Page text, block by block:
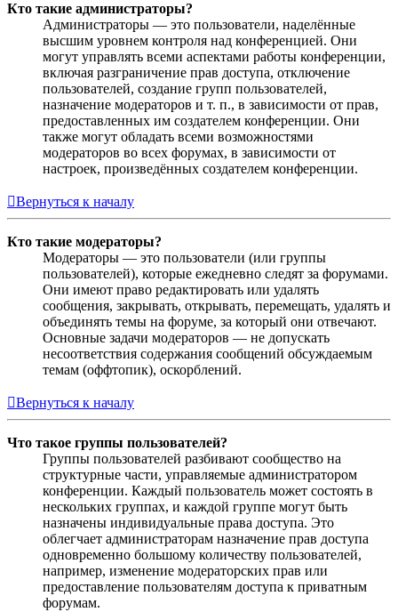
Кто такие администраторы?
Администраторы — это пользователи, наделённые
высшим уровнем контроля над конференцией. Они
могут управлять всеми аспектами работы конференции,
включая разграничение прав доступа, отключение
пользователей, создание групп пользователей,
назначение модераторов и т. п., в зависимости от прав,
предоставленных им создателем конференции. Они
также могут обладать всеми возможностями
модераторов во всех форумах, в зависимости от
настроек, произведённых создателем конференции.
Вернуться к началу
Кто такие модераторы?
Модераторы — это пользователи (или группы
пользователей), которые ежедневно следят за форумами.
Они имеют право редактировать или удалять
сообщения, закрывать, открывать, перемещать, удалять и
объединять темы на форуме, за который они отвечают.
Основные задачи модераторов — не допускать
несоответствия содержания сообщений обсуждаемым
темам (оффтопик), оскорблений.
Вернуться к началу
Что такое группы пользователей?
Группы пользователей разбивают сообщество на
структурные части, управляемые администратором
конференции. Каждый пользователь может состоять в
нескольких группах, и каждой группе могут быть
назначены индивидуальные права доступа. Это
облегчает администраторам назначение прав доступа
одновременно большому количеству пользователей,
например, изменение модераторских прав или
предоставление пользователям доступа к приватным
форумам.